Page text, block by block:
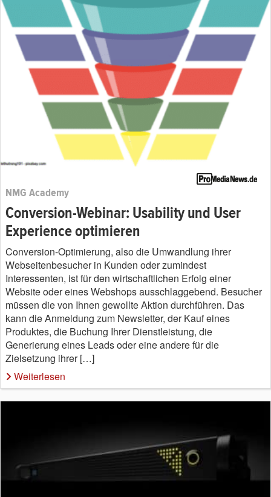
NMG Academy
Conversion-Webinar: Usability und User
Experience optimieren
Conversion-Optimierung, also die Umwandlung ihrer
Webseitenbesucher in Kunden oder zumindest
Interessenten, ist für den wirtschaftlichen Erfolg einer
Website oder eines Webshops ausschlaggebend. Besucher
müssen die von Ihnen gewollte Aktion durchführen. Das
kann die Anmeldung zum Newsletter, der Kauf eines
Produktes, die Buchung Ihrer Dienstleistung, die
Generierung eines Leads oder eine andere für die
Zielsetzung ihrer […]
Weiterlesen